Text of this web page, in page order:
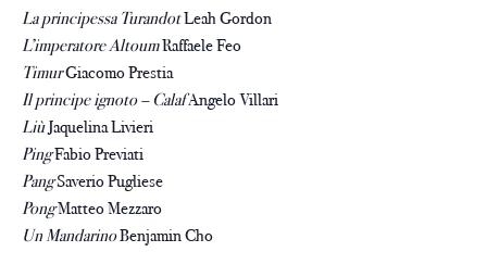
La principessa TurandotLeah Gordon
L’imperatore AltoumRaffaele Feo
TimurGiacomo Prestia
Il principe ignoto – CalafAngelo Villari
LiùJaquelina Livieri
PingFabio Previati
PangSaverio Pugliese
PongMatteo Mezzaro
Un MandarinoBenjamin Cho